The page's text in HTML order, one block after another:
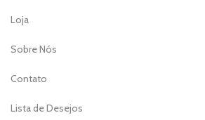
Loja
Sobre Nós
Contato
Lista de Desejos